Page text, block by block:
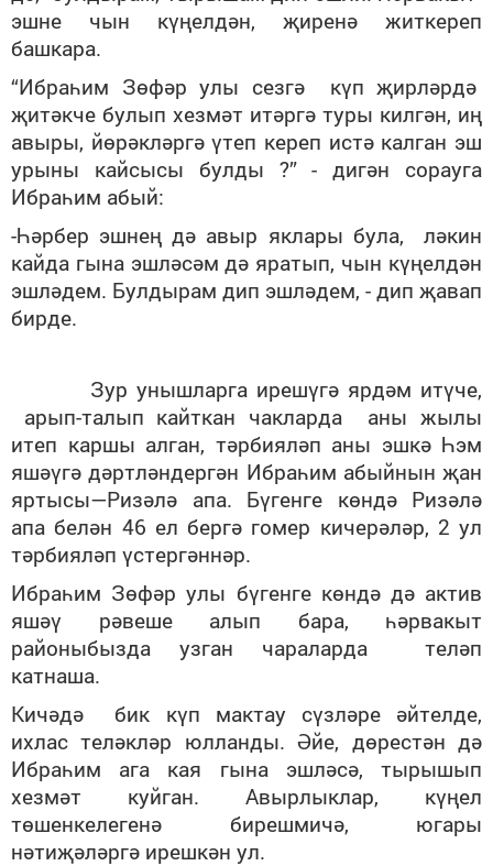
эшне чын күңелдән, җиренә житкереп
башкара.
“Ибраһим Зөфәр улы сезгә күп җирләрдә
җитәкче булып хезмәт итәргә туры килгән, иң
авыры, йөрәкләргә үтеп кереп истә калган эш
урыны кайсысы булды ?” - дигән сорауга
Ибраһим абый:
-Һәрбер эшнең дә авыр яклары була, ләкин
кайда гына эшләсәм дә яратып, чын күңелдән
эшләдем. Булдырам дип эшләдем, - дип җавап
бирде.
Зур унышларга ирешүгә ярдәм итүче,
арып-талып кайткан чакларда аны жылы
итеп каршы алган, тәрбияләп аны эшкә Һэм
яшәүгә дәртләндергән Ибраһим абыйнын җан
яртысы—Ризәлә апа. Бүгенге көндә Ризәлә
апа белән 46 ел бергә гомер кичерәләр, 2 ул
тәрбияләп үстергәннәр.
Ибраһим Зөфәр улы бүгенге көндә дә актив
яшәү рәвеше алып бара, һәрвакыт
районыбызда узган чараларда теләп
катнаша.
Кичәдә бик күп мактау сүзләре әйтелде,
ихлас теләкләр юлланды. Әйе, дөрестән дә
Ибраһим ага кая гына эшләсә, тырышып
хезмәт куйган. Авырлыклар, күңел
төшенкелегенә бирешмичә, югары
нәтиҗәләргә ирешкән ул.